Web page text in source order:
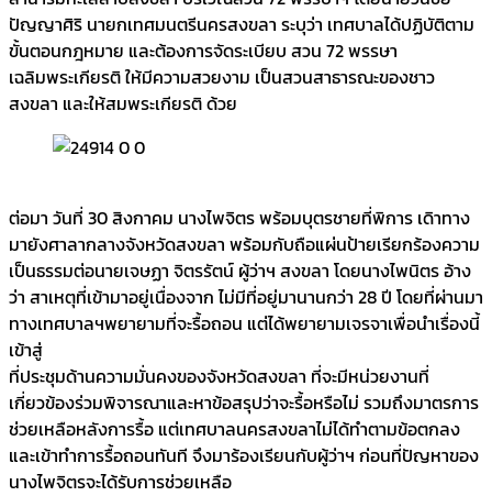
ปัญญาศิริ นายกเทศมนตรีนครสงขลา ระบุว่า เทศบาลได้ปฏิบัติตาม
ขั้นตอนกฎหมาย และต้องการจัดระเบียบ สวน 72 พรรษา
เฉลิมพระเกียรติ ให้มีความสวยงาม เป็นสวนสาธารณะของชาว
สงขลา และให้สมพระเกียรติ ด้วย
ต่อมา วันที่ 30 สิงกาคม นางไพจิตร พร้อมบุตรชายที่พิการ เดิาทาง
มายังศาลากลางจังหวัดสงขลา พร้อมกับถือแผ่นป้ายเรียกร้องความ
เป็นธรรมต่อนายเจษฏา จิตรรัตน์ ผู้ว่าฯ สงขลา โดยนางไพนิตร อ้าง
ว่า สาเหตุที่เข้ามาอยู่เนื่องจาก ไม่มีที่อยู่มานานกว่า 28 ปี โดยที่ผ่านมา
ทางเทศบาลฯพยายามที่จะรื้อถอน แต่ได้พยายามเจรจาเพื่อนำเรื่องนี้
เข้าสู่
ที่ประชุมด้านความมั่นคงของจังหวัดสงขลา ที่จะมีหน่วยงานที่
เกี่ยวข้องร่วมพิจารณาและหาข้อสรุปว่าจะรื้อหรือไม่ รวมถึงมาตรการ
ช่วยเหลือหลังการรื้อ แต่เทศบาลนครสงขลาไม่ได้ทำตามข้อตกลง
และเข้าทำการรื้อถอนทันที จึงมาร้องเรียนกับผู้ว่าฯ ก่อนที่ปัญหาของ
นางไพจิตรจะได้รับการช่วยเหลือ